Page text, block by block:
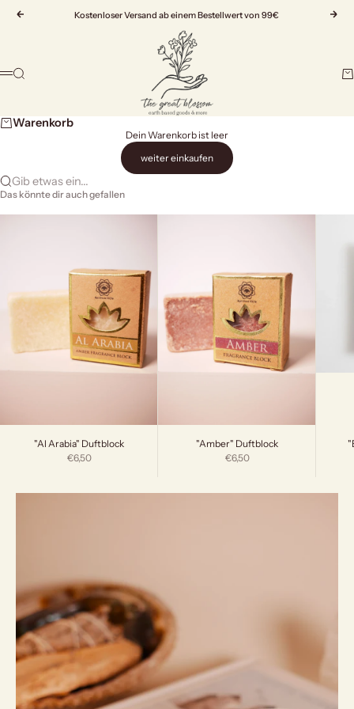
Zurück
Kostenloser Versand ab einem Bestellwert von 99€
Vor
The Great Blossom
Menü
Suche
Warenkorb
Dein Warenkorb ist leer
weiter einkaufen
Gib etwas ein...
Das könnte dir auch gefallen
"Al Arabia" Duftblock
Angebot
€6,50
"Amber" Duftblock
Angebot
€6,50